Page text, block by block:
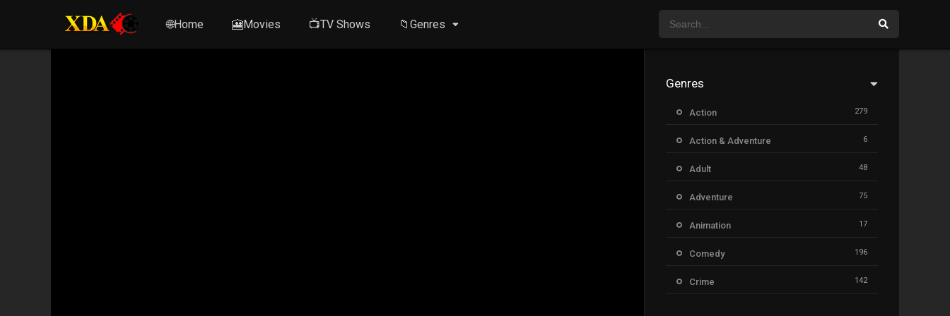
🌐Home 🎦Movies 📺TV Shows 📁Genres
Genres
Action 279
Action & Adventure 6
Adult 48
Adventure 75
Animation 17
Comedy 196
Crime 142